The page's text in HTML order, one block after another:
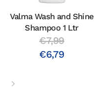
Valma Wash and Shine
Shampoo 1 Ltr
€7,99
€6,79